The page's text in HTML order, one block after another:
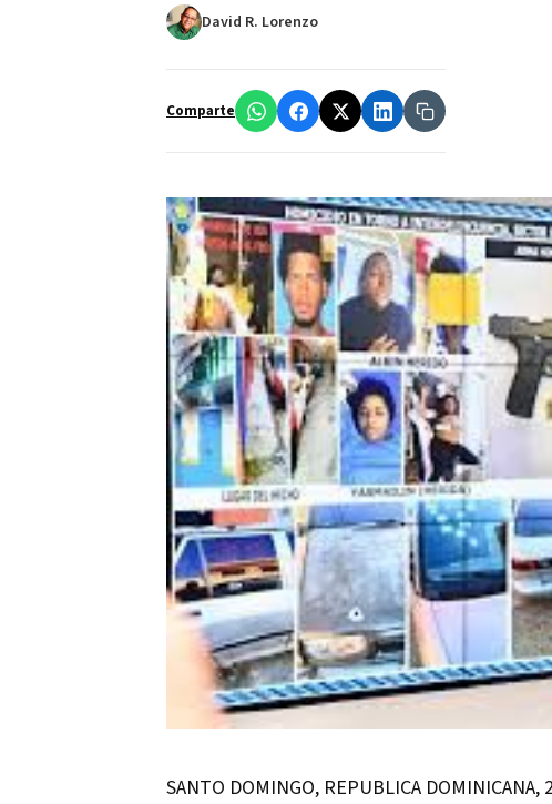
David R. Lorenzo
Comparte
SANTO DOMINGO, REPUBLICA DOMINICANA,